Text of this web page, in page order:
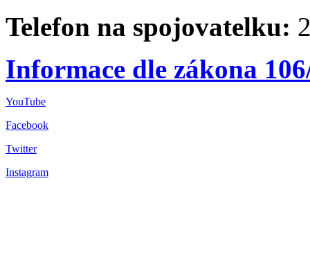
Telefon na spojovatelku:
Informace dle zákona
YouTube
Facebook
Twitter
Instagram